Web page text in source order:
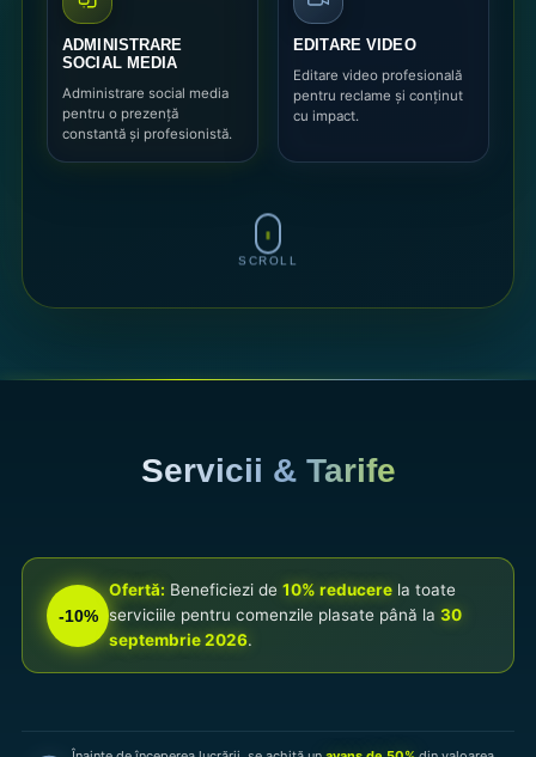
ADMINISTRARE
SOCIAL MEDIA
Administrare social media
pentru o prezență
constantă și profesionistă.
EDITARE VIDEO
Editare video profesională
pentru reclame și conținut
cu impact.
SCROLL
Servicii & Tarife
-10%
Ofertă: Beneficiezi de 10% reducere la toate
serviciile pentru comenzile plasate până la 30
septembrie 2026.